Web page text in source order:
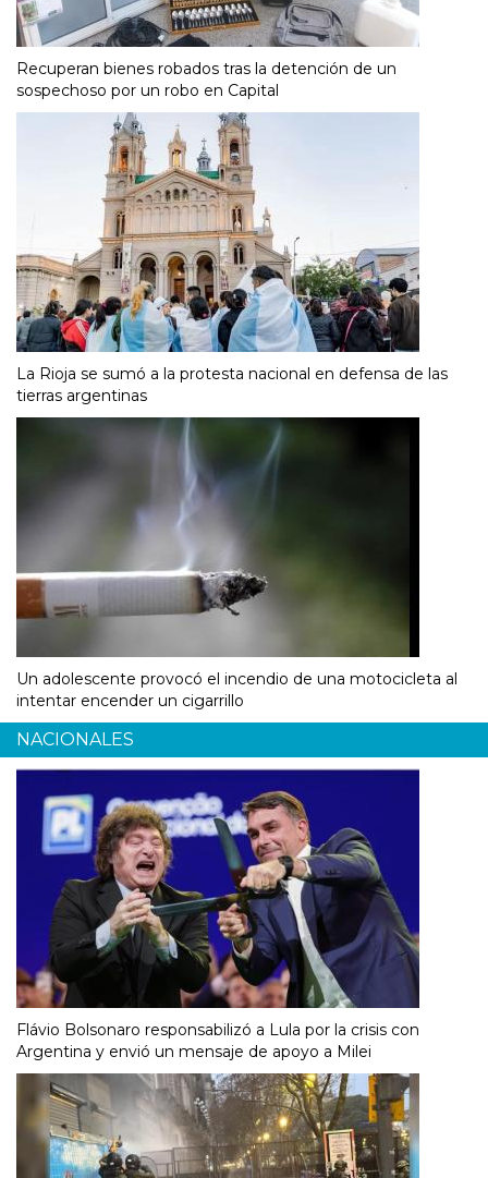
Recuperan bienes robados tras la detención de un
sospechoso por un robo en Capital
La Rioja se sumó a la protesta nacional en defensa de las
tierras argentinas
Un adolescente provocó el incendio de una motocicleta al
intentar encender un cigarrillo
NACIONALES
Flávio Bolsonaro responsabilizó a Lula por la crisis con
Argentina y envió un mensaje de apoyo a Milei